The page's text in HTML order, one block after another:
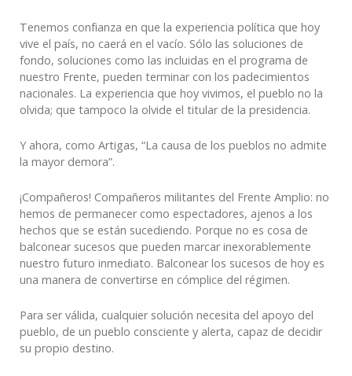
Tenemos confianza en que la experiencia política que hoy
vive el país, no caerá en el vacío. Sólo las soluciones de
fondo, soluciones como las incluidas en el programa de
nuestro Frente, pueden terminar con los padecimientos
nacionales. La experiencia que hoy vivimos, el pueblo no la
olvida; que tampoco la olvide el titular de la presidencia.
Y ahora, como Artigas, “La causa de los pueblos no admite
la mayor demora”.
¡Compañeros! Compañeros militantes del Frente Amplio: no
hemos de permanecer como espectadores, ajenos a los
hechos que se están sucediendo. Porque no es cosa de
balconear sucesos que pueden marcar inexorablemente
nuestro futuro inmediato. Balconear los sucesos de hoy es
una manera de convertirse en cómplice del régimen.
Para ser válida, cualquier solución necesita del apoyo del
pueblo, de un pueblo consciente y alerta, capaz de decidir
su propio destino.